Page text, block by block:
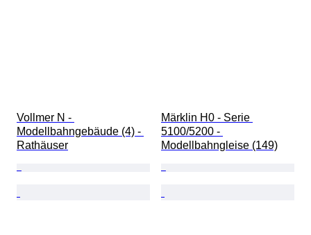
Vollmer N -
Modellbahngebäude (4) -
Rathäuser
Märklin H0 - Serie
5100/5200 -
Modellbahngleise (149)